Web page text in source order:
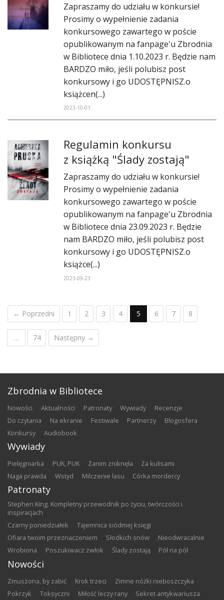
Zapraszamy do udziału w konkursie!
Prosimy o wypełnienie zadania
konkursowego zawartego w poście
opublikowanym na fanpage'u Zbrodnia
w Bibliotece dnia 1.10.2023 r. Będzie nam
BARDZO miło, jeśli polubisz post
konkursowy i go UDOSTĘPNISZ.o
książcen(...)
2023-10-01
Regulamin konkursu
z książką "Ślady zostają"
Zapraszamy do udziału w konkursie!
Prosimy o wypełnienie zadania
konkursowego zawartego w poście
opublikowanym na fanpage'u Zbrodnia
w Bibliotece dnia 23.09.2023 r. Będzie
nam BARDZO miło, jeśli polubisz post
konkursowy i go UDOSTĘPNISZ.o
książce(...)
2023-09-23
← Poprzedni 1 2 3 4 5 6 7 8
… 74 Następny →
Zbrodnia w Bibliotece
nowości aktualności patronaty wywiady
recenzje
do czytania
na ekranie festiwale partnerzy
blogosfera
konkursy
audiobook
Wywiady
Pielęgniarka PUK, PUK Zanim zniknęła
Za kulisami
Naga prawda
Wstyd Milczenie lasu Córka mordercy
Patronaty
Stephen King. Kompletny przewodnik po życiu, twórczości i
inspiracjach
Czarny poniedziałek
Tajemnica siódmej księgi
Ofiara twoim przeznaczeniem
Słodkich snów
Nieodwracalnie
Wrobiona
Poszukiwacz zwłok Ślady zostają Pół na pół
Nowości
Zmuszona, by zabić Krok trzeci
Zimne nóżki nieboszczyka
Pokrzyk
Toksyczni Miłość leczy rany Sekret antykwariusza